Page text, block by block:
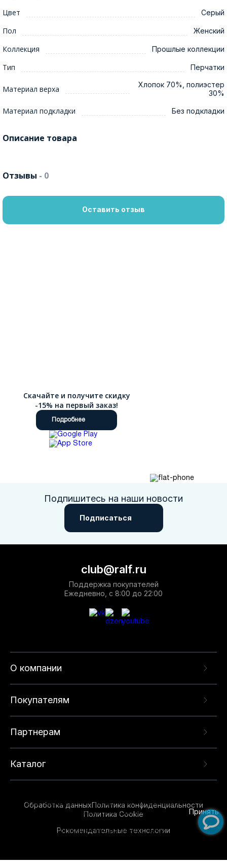
Цвет Серый
Пол Женский
Коллекция Прошлые коллекции
Тип Перчатки
Материал верха
Хлопок 70%, полиэстер
30%
Материал подкладки Без подкладки
Описание товара
Отзывы - 0
Оставить отзыв
Скачайте и получите скидку
-15% на первый заказ!
Подробнее
Подпишитесь на наши новости
Подписаться
О компании
Покупателям
Партнерам
Каталог
club@ralf.ru
Поддержка покупателей
Ежедневно, с 8:00 до 22:00
Обработка данныхПолитика конфиденциальности
Политика Cookie
Рекомендательные технологии
опыта на нашем сайте. Продолжая использовать
данный сайт, вы соглашаетесь с использованием
технологий. Для получения дополнительной
Принять